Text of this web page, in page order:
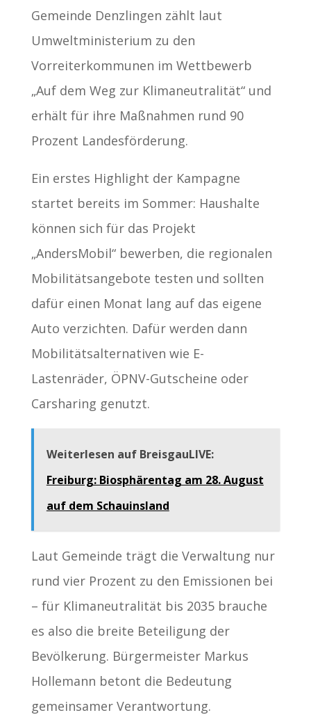
Gemeinde Denzlingen zählt laut
Umweltministerium zu den
Vorreiterkommunen im Wettbewerb
„Auf dem Weg zur Klimaneutralität“ und
erhält für ihre Maßnahmen rund 90
Prozent Landesförderung.
Ein erstes Highlight der Kampagne
startet bereits im Sommer: Haushalte
können sich für das Projekt
„AndersMobil“ bewerben, die regionalen
Mobilitätsangebote testen und sollten
dafür einen Monat lang auf das eigene
Auto verzichten. Dafür werden dann
Mobilitätsalternativen wie E-
Lastenräder, ÖPNV-Gutscheine oder
Carsharing genutzt.
Weiterlesen auf BreisgauLIVE:
Freiburg: Biosphärentag am 28. August
auf dem Schauinsland
Laut Gemeinde trägt die Verwaltung nur
rund vier Prozent zu den Emissionen bei
– für Klimaneutralität bis 2035 brauche
es also die breite Beteiligung der
Bevölkerung. Bürgermeister Markus
Hollemann betont die Bedeutung
gemeinsamer Verantwortung.